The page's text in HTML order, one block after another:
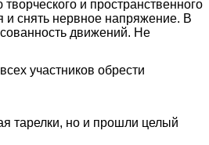
и пространственного
и снять нервное напряжение. В
движений. Не
участников обрести
тарелки, но и прошли целый